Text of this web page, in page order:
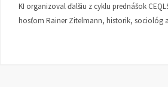
KI organizoval ďalšiu z cyklu prednášok
hosťom Rainer Zitelmann, historik, sociológ